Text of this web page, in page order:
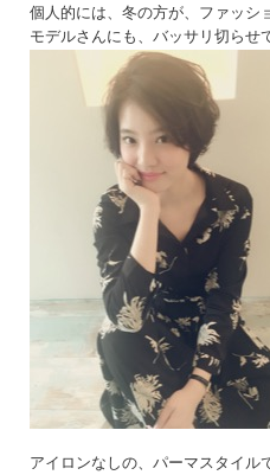
個人的には、冬の方が、ファッシ
モデルさんにも、バッサリ切らせ
アイロンなしの、パーマスタイ